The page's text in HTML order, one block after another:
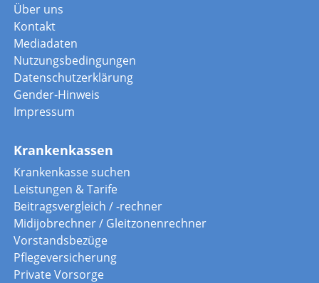
Über uns
Kontakt
Mediadaten
Nutzungsbedingungen
Datenschutzerklärung
Gender-Hinweis
Impressum
Krankenkassen
Krankenkasse suchen
Leistungen & Tarife
Beitragsvergleich / -rechner
Midijobrechner / Gleitzonenrechner
Vorstandsbezüge
Pflegeversicherung
Private Vorsorge